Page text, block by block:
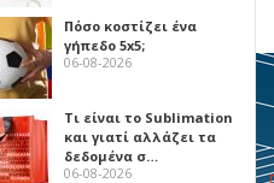
Πόσο κοστίζει ένα
γήπεδο 5x5;
06-08-2026
Τι είναι το Sublimation
και γιατί αλλάζει τα
δεδομένα σ…
06-08-2026